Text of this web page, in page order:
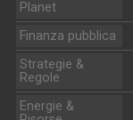
Planet
Finanza pubblica
Strategie &
Regole
Energie &